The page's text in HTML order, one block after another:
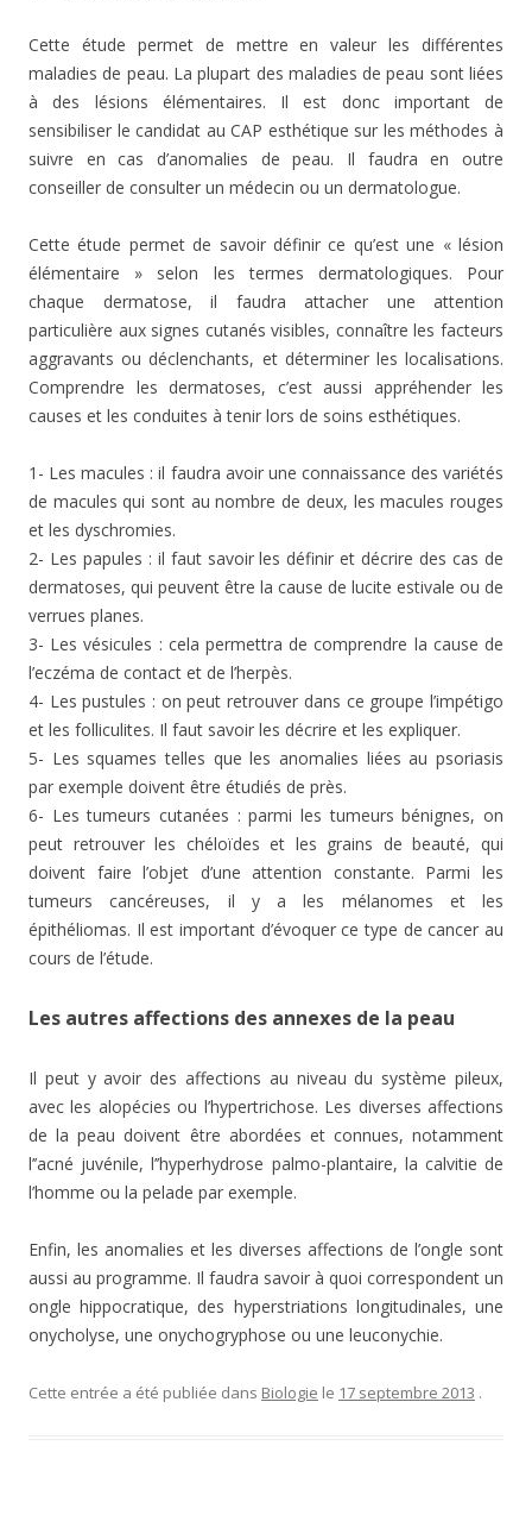
Cette étude permet de mettre en valeur les différentes
maladies de peau. La plupart des maladies de peau sont liées
à des lésions élémentaires. Il est donc important de
sensibiliser le candidat au CAP esthétique sur les méthodes à
suivre en cas d’anomalies de peau. Il faudra en outre
conseiller de consulter un médecin ou un dermatologue.
Cette étude permet de savoir définir ce qu’est une « lésion
élémentaire » selon les termes dermatologiques. Pour
chaque dermatose, il faudra attacher une attention
particulière aux signes cutanés visibles, connaître les facteurs
aggravants ou déclenchants, et déterminer les localisations.
Comprendre les dermatoses, c’est aussi appréhender les
causes et les conduites à tenir lors de soins esthétiques.
1- Les macules : il faudra avoir une connaissance des variétés
de macules qui sont au nombre de deux, les macules rouges
et les dyschromies.
2- Les papules : il faut savoir les définir et décrire des cas de
dermatoses, qui peuvent être la cause de lucite estivale ou de
verrues planes.
3- Les vésicules : cela permettra de comprendre la cause de
l’eczéma de contact et de l’herpès.
4- Les pustules : on peut retrouver dans ce groupe l’impétigo
et les folliculites. Il faut savoir les décrire et les expliquer.
5- Les squames telles que les anomalies liées au psoriasis
par exemple doivent être étudiés de près.
6- Les tumeurs cutanées : parmi les tumeurs bénignes, on
peut retrouver les chéloïdes et les grains de beauté, qui
doivent faire l’objet d’une attention constante. Parmi les
tumeurs cancéreuses, il y a les mélanomes et les
épithéliomas. Il est important d’évoquer ce type de cancer au
cours de l’étude.
Les autres affections des annexes de la peau
Il peut y avoir des affections au niveau du système pileux,
avec les alopécies ou l’hypertrichose. Les diverses affections
de la peau doivent être abordées et connues, notamment
l’’acné juvénile, l’’hyperhydrose palmo-plantaire, la calvitie de
l’homme ou la pelade par exemple.
Enfin, les anomalies et les diverses affections de l’ongle sont
aussi au programme. Il faudra savoir à quoi correspondent un
ongle hippocratique, des hyperstriations longitudinales, une
onycholyse, une onychogryphose ou une leuconychie.
Cette entrée a été publiée dans Biologie le 17 septembre 2013 .